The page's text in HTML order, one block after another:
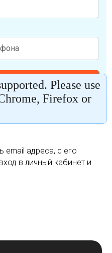
email адреса, с его
в личный кабинет и